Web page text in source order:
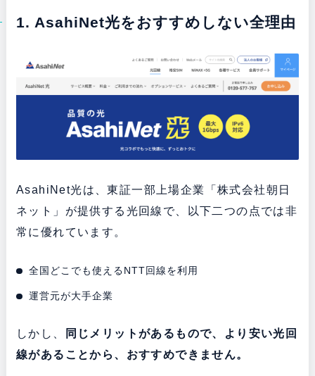
1. AsahiNet光をおすすめしない全理由
AsahiNet光は、東証一部上場企業「株式会社朝日
ネット」が提供する光回線で、以下二つの点では非
常に優れています。
全国どこでも使えるNTT回線を利用
運営元が大手企業
しかし、
同じメリットがあるもので、より安い光回
線があることから、おすすめできません。